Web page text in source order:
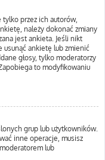
przez ich autorów,
należy dokonać zmiany
jest ankieta. Jeśli nikt
usunąć ankietę lub zmienić
głosy, tylko moderatorzy
to modyfikowaniu
grup lub użytkowników.
inne operacje, musisz
lub